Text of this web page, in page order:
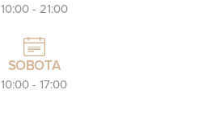
10:00 - 21:00
SOBOTA
10:00 - 17:00